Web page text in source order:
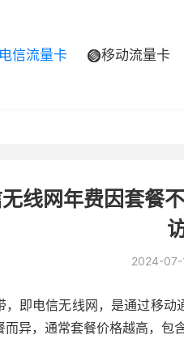
电信流量卡 移动流量卡
线网年费因套餐
2024-07-
，即电信无线网，是通过移
而异，通常套餐价格越高，包